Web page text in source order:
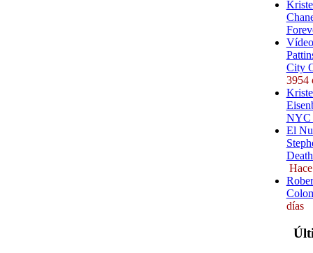
City
3954
NYC
El
días